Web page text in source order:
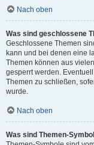
Nach oben
Was sind geschlossene
Geschlossene Themen
kann und bei denen eine
Themen können aus
gesperrt werden.
Themen zu schließen,
wurde.
Nach oben
Was sind Themen-